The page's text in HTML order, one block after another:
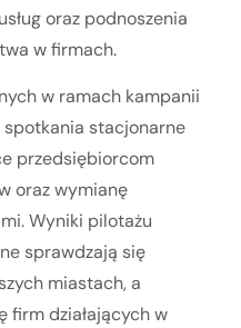
oraz podnoszenia
w firmach.
w ramach kampanii
spotkania stacjonarne
przedsiębiorcom
oraz wymianę
Wyniki pilotażu
sprawdzają się
miastach, a
firm działających w